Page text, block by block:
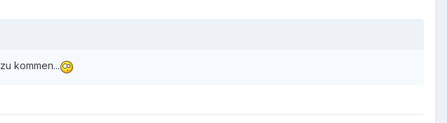
kommen...